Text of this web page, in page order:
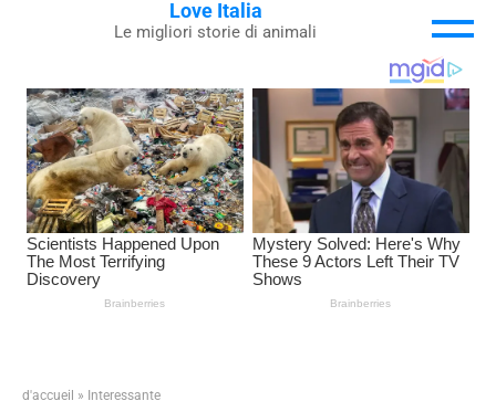
Love Italia
Le migliori storie di animali
d'accueil » Interessante